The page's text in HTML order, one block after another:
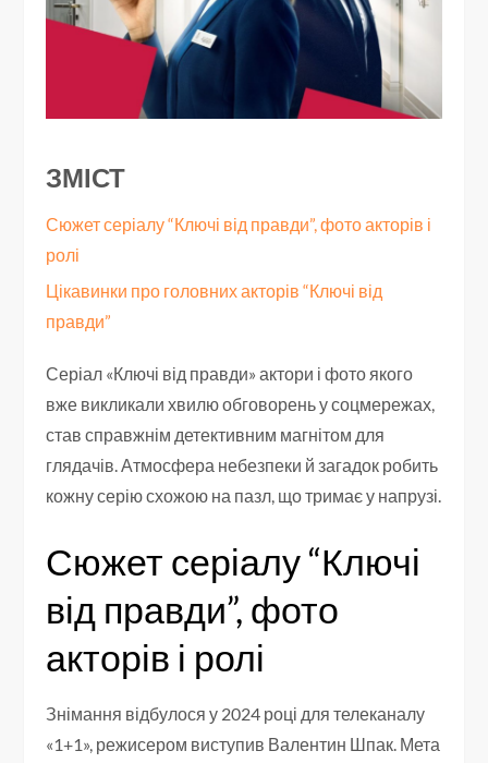
ЗМІСТ
Сюжет серіалу “Ключі від правди”, фото акторів і
ролі
Цікавинки про головних акторів “Ключі від
правди”
Серіал «Ключі від правди» актори і фото якого
вже викликали хвилю обговорень у соцмережах,
став справжнім детективним магнітом для
глядачів. Атмосфера небезпеки й загадок робить
кожну серію схожою на пазл, що тримає у напрузі.
Сюжет серіалу “Ключі
від правди”, фото
акторів і ролі
Знімання відбулося у 2024 році для телеканалу
«1+1», режисером виступив Валентин Шпак. Мета